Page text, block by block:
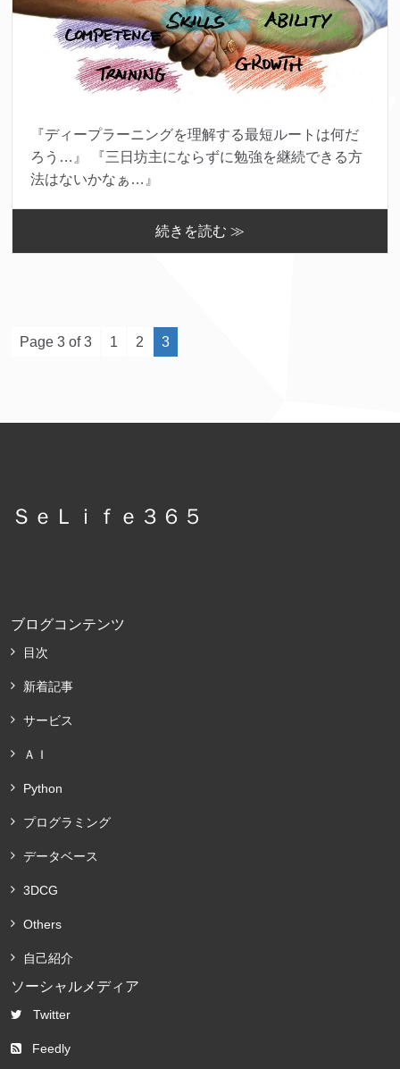
『ディープラーニングを理解する最短ルートは何だ
ろう…』 『三日坊主にならずに勉強を継続できる方
法はないかなぁ…』
続きを読む ≫
Page 3 of 3 1 2 3
ＳｅＬｉｆｅ３６５
ブログコンテンツ
目次
新着記事
サービス
ＡＩ
Python
プログラミング
データベース
3DCG
Others
自己紹介
ソーシャルメディア
Twitter
Feedly